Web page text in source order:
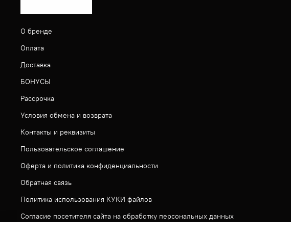
О бренде
Оплата
Доставка
БОНУСЫ
Рассрочка
Условия обмена и возврата
Контакты и реквизиты
Пользовательское соглашение
Оферта и политика конфиденциальности
Обратная связь
Политика использования КУКИ файлов
Согласие посетителя сайта на обработку персональных данных